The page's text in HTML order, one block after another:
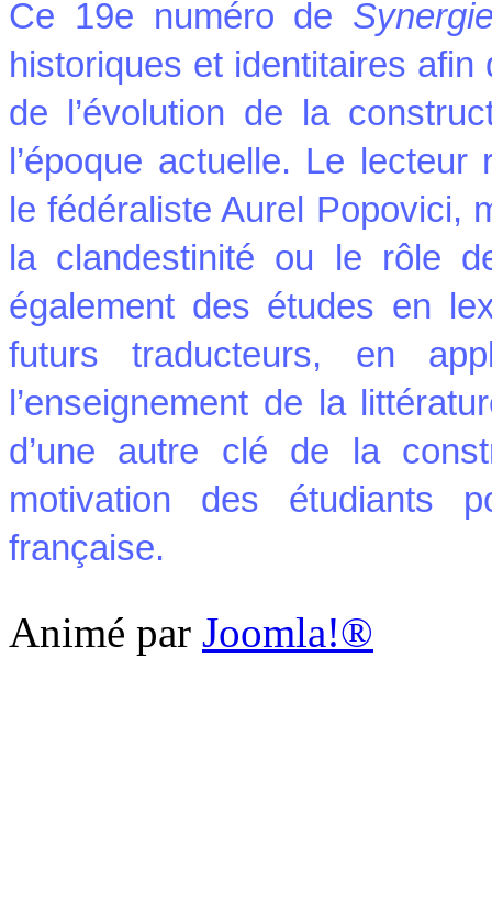
Ce 19e numéro de
historiques et identitaires
de l’évolution de la
l’époque actuelle. Le
le fédéraliste Aurel Popovici,
la clandestinité ou le rôle
également des études en
futurs traducteurs, en
l’enseignement de la
d’une autre clé de la
motivation des étudiants
française.
Animé par Joomla!®